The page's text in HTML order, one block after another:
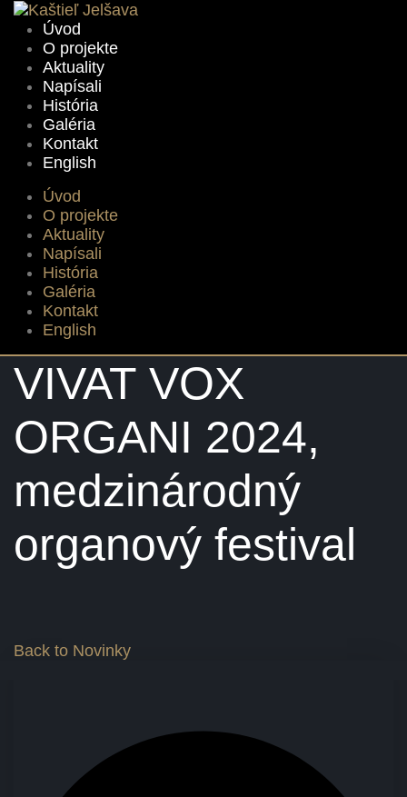
Úvod
O projekte
Aktuality
Napísali
História
Galéria
Kontakt
English
Úvod
O projekte
Aktuality
Napísali
História
Galéria
Kontakt
English
VIVAT VOX
ORGANI 2024,
medzinárodný
organový festival
Back to Novinky